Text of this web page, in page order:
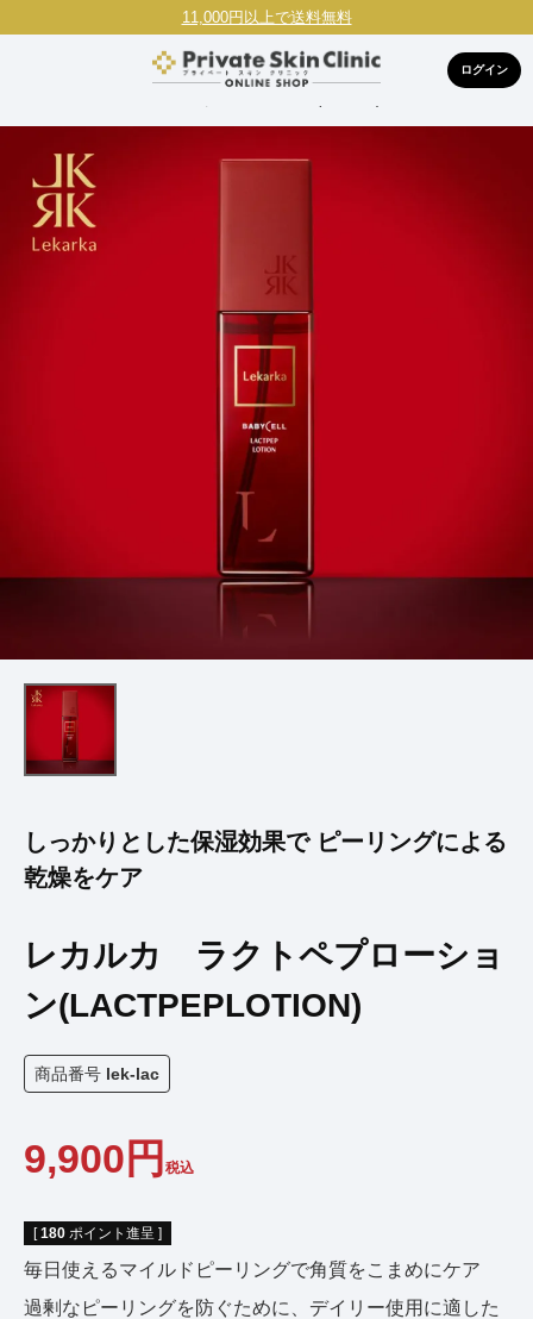
11,000円以上で送料無料
ログイン
しっかりとした保湿効果で ピーリングによる
乾燥をケア
レカルカ ラクトペプローショ
ン(LACTPEPLOTION)
商品番号 lek-lac
9,900 税込
[ 180 ポイント進呈 ]
毎日使えるマイルドピーリングで角質をこまめにケア
過剰なピーリングを防ぐために、デイリー使用に適した